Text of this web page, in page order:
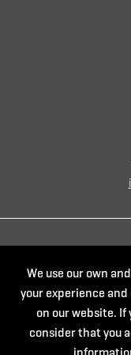
We use our own
your experience
on our website.
consider that you